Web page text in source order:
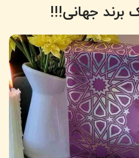
برند جهانی!!!